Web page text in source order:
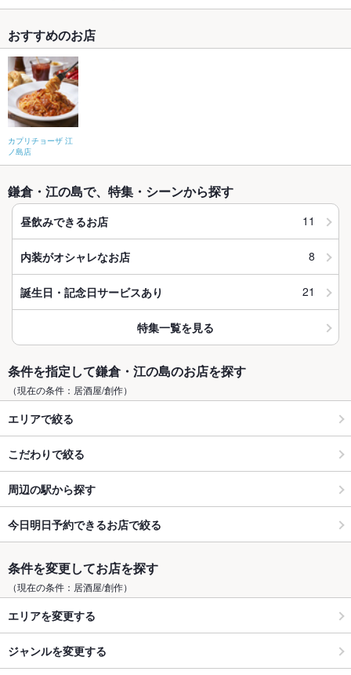
おすすめのお店
カプリチョーザ 江
ノ島店
鎌倉・江の島で、特集・シーンから探す
昼飲みできるお店 11
内装がオシャレなお店 8
誕生日・記念日サービスあり 21
特集一覧を見る
条件を指定して鎌倉・江の島のお店を探す
（現在の条件：居酒屋/創作）
エリアで絞る
こだわりで絞る
周辺の駅から探す
今日明日予約できるお店で絞る
条件を変更してお店を探す
（現在の条件：居酒屋/創作）
エリアを変更する
ジャンルを変更する